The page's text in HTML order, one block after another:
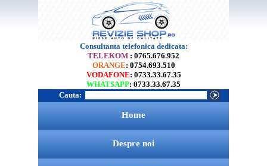
Consultanta telefonica dedicata:
TELEKOM : 0765.676.952
ORANGE: 0754.693.510
VODAFONE: 0733.33.67.35
WHATSAPP: 0733.33.67.35
Cauta:
Home
Despre noi